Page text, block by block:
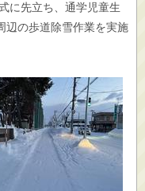
に先立ち、通学児童生
辺の歩道除雪作業を実施